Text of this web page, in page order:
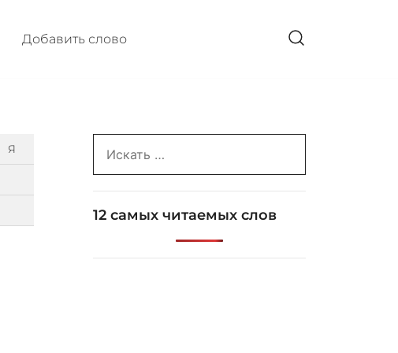
Добавить слово
Я
for:
12 самых читаемых слов